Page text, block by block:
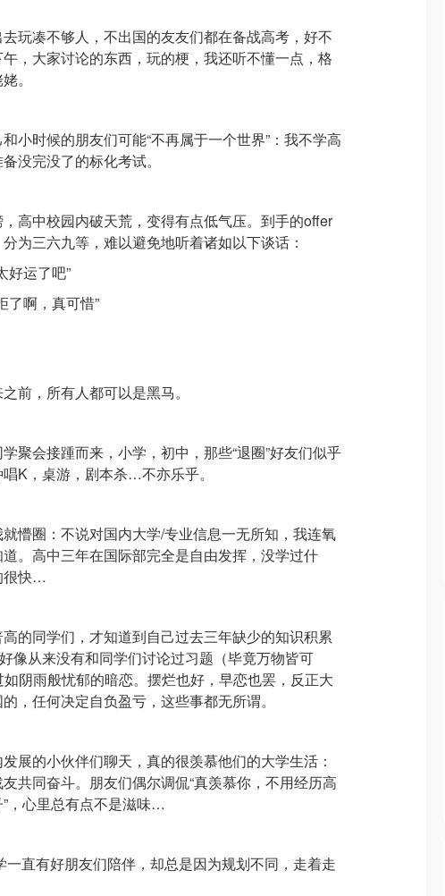
玩凑不够人，不出国的友友们都在备战高考，好不
，大家讨论的东西，玩的梗，我还听不懂一点，格
。
小时候的朋友们可能“不再属于一个世界”：我不学高
没完没了的标化考试。
高中校园内破天荒，变得有点低气压。到手的offer
为三六九等，难以避免地听着诸如以下谈话：
好运了吧”
了啊，真可惜”
前，所有人都可以是黑马。
聚会接踵而来，小学，初中，那些“退圈”好友们似乎
K，桌游，剧本杀…不亦乐乎。
懵圈：不说对国内大学/专业信息一无所知，我连氧
。高中三年在国际部完全是自由发挥，没学过什
很快…
的同学们，才知道到自己过去三年缺少的知识积累
像从来没有和同学们讨论过习题（毕竟万物皆可
阴雨般忧郁的暗恋。摆烂也好，早恋也罢，反正大
，任何决定自负盈亏，这些事都无所谓。
展的小伙伴们聊天，真的很羡慕他们的大学生活：
共同奋斗。朋友们偶尔调侃“真羡慕你，不用经历高
，心里总有点不是滋味…
一直有好朋友们陪伴，却总是因为规划不同，走着走